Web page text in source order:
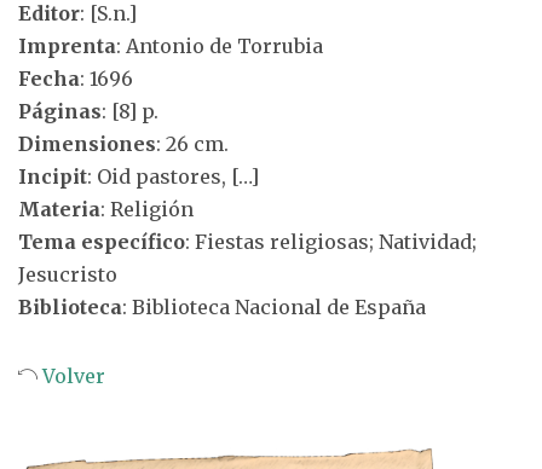
Editor: [S.n.]
Imprenta: Antonio de Torrubia
Fecha: 1696
Páginas: [8] p.
Dimensiones: 26 cm.
Incipit: Oid pastores, […]
Materia: Religión
Tema específico: Fiestas religiosas; Natividad;
Jesucristo
Biblioteca: Biblioteca Nacional de España
Volver